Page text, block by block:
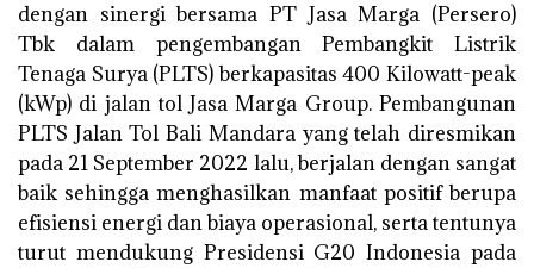
dengan sinergi bersama PT Jasa Marga (Persero)
Tbk dalam pengembangan Pembangkit Listrik
Tenaga Surya (PLTS) berkapasitas 400 Kilowatt-peak
(kWp) di jalan tol Jasa Marga Group. Pembangunan
PLTS Jalan Tol Bali Mandara yang telah diresmikan
pada 21 September 2022 lalu, berjalan dengan sangat
baik sehingga menghasilkan manfaat positif berupa
efisiensi energi dan biaya operasional, serta tentunya
turut mendukung Presidensi G20 Indonesia pada